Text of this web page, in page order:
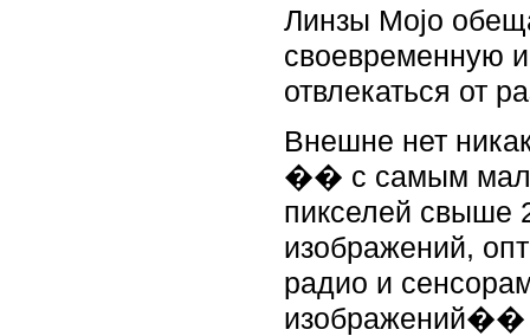
Линзы Mojo
своевременную
отвлекаться от
Внешне нет
�� с самым
пикселей свыше
изображений,
радио и
изображений��